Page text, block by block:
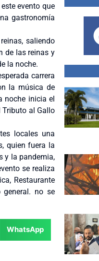
evento que
gastronomía
saliendo
de las reinas y
la noche.
carrera
la música de
noche inicia el
Tributo al Gallo
locales una
quien fuera la
y la pandemia,
se realiza
Restaurante
general. no se
WhatsApp